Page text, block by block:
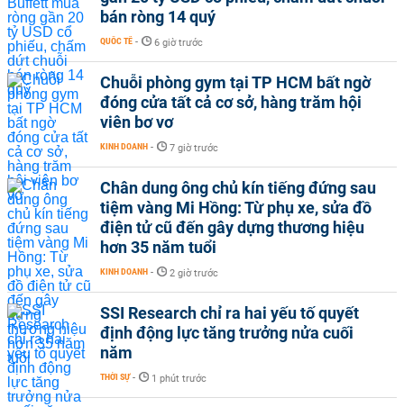
bán ròng 14 quý
QUỐC TẾ - 6 giờ trước
Chuỗi phòng gym tại TP HCM bất ngờ
đóng cửa tất cả cơ sở, hàng trăm hội
viên bơ vơ
KINH DOANH - 7 giờ trước
Chân dung ông chủ kín tiếng đứng sau
tiệm vàng Mi Hồng: Từ phụ xe, sửa đồ
điện tử cũ đến gây dựng thương hiệu
hơn 35 năm tuổi
KINH DOANH - 2 giờ trước
SSI Research chỉ ra hai yếu tố quyết
định động lực tăng trưởng nửa cuối
năm
THỜI SỰ - 1 phút trước